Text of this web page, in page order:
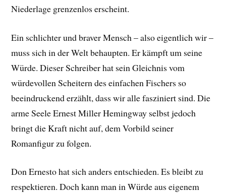
Niederlage grenzenlos erscheint.
Ein schlichter und braver Mensch – also eigentlich wir –
muss sich in der Welt behaupten. Er kämpft um seine
Würde. Dieser Schreiber hat sein Gleichnis vom
würdevollen Scheitern des einfachen Fischers so
beeindruckend erzählt, dass wir alle fasziniert sind. Die
arme Seele Ernest Miller Hemingway selbst jedoch
bringt die Kraft nicht auf, dem Vorbild seiner
Romanfigur zu folgen.
Don Ernesto hat sich anders entschieden. Es bleibt zu
respektieren. Doch kann man in Würde aus eigenem